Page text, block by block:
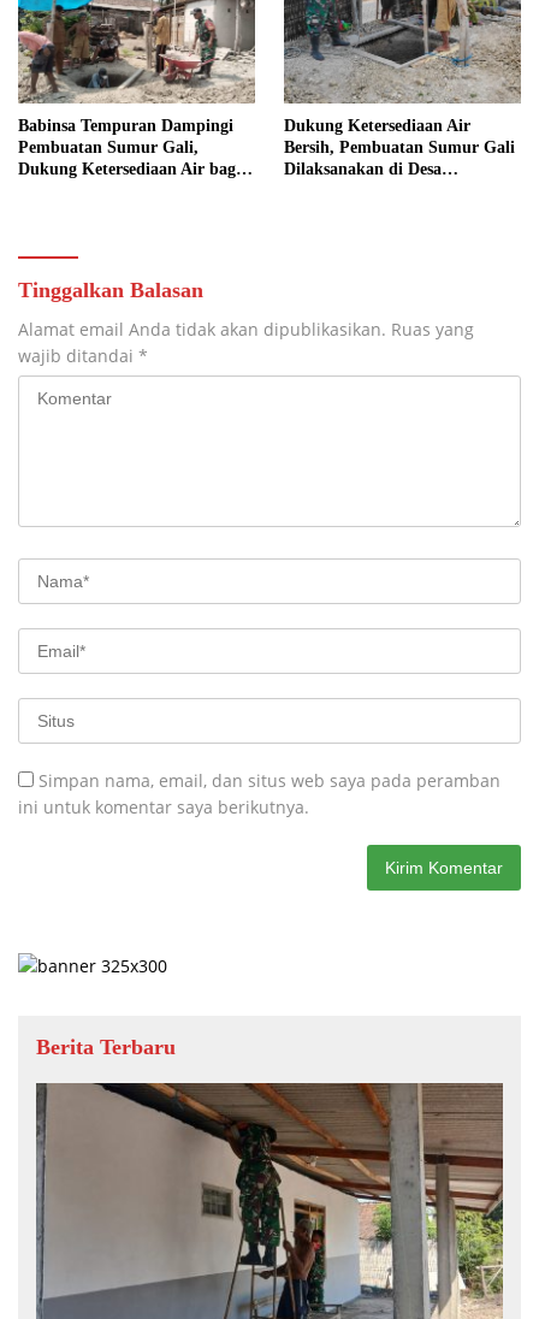
Babinsa Tempuran Dampingi
Pembuatan Sumur Gali,
Dukung Ketersediaan Air bagi
Dukung Ketersediaan Air
Bersih, Pembuatan Sumur Gali
Dilaksanakan di Desa
Tinggalkan Balasan
Alamat email Anda tidak akan dipublikasikan. Ruas yang
wajib ditandai *
Simpan nama, email, dan situs web saya pada peramban
ini untuk komentar saya berikutnya.
Berita Terbaru